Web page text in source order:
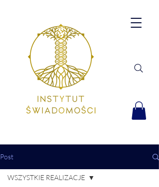
Post
WSZYSTKIE REALIZACJE